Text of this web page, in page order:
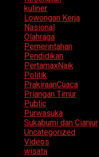
kuliner
Lowongan Kerja
Nasional
Olahraga
Pemerintahan
Pendidikan
PertamaxNaik
Politik
PrakiraanCuaca
Priangan Timur
Public
Purwasuka
Sukabumi dan Cianjur
Uncategorized
Videos
wisata